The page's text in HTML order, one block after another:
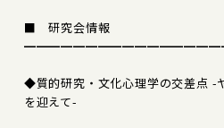
■ 研究会情報
◆質的研究・文化心理学の交差点 -
を迎えて-